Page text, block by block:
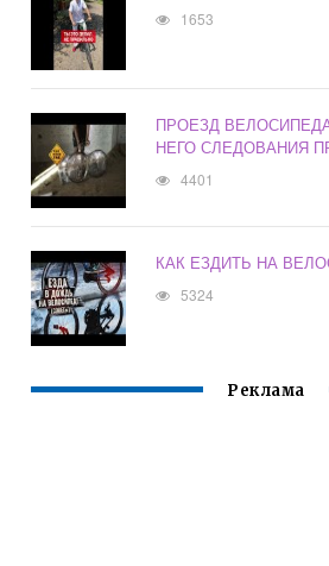
1653
ПРОЕЗД
НЕГО СЛЕДОВАНИЯ
4401
КАК ЕЗДИТЬ НА
5324
Реклама